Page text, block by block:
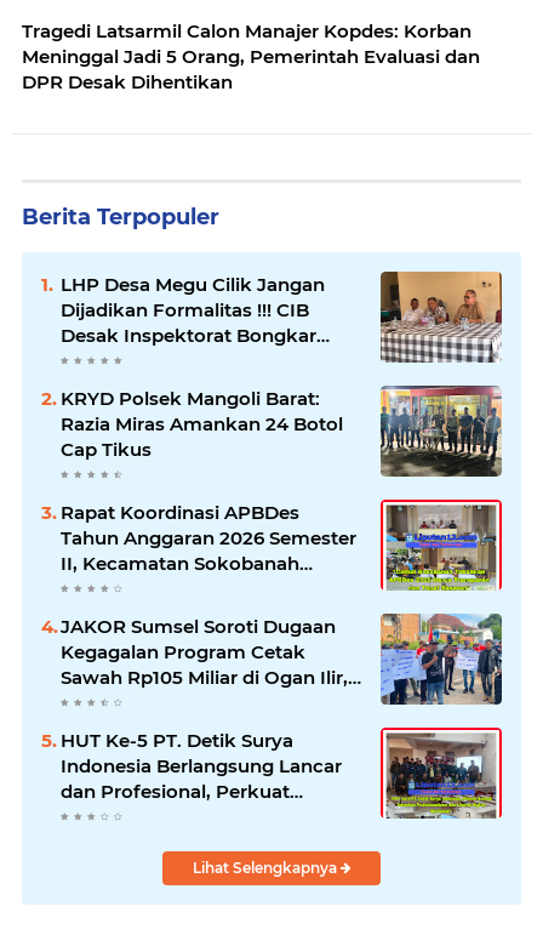
Tragedi Latsarmil Calon Manajer Kopdes: Korban
Meninggal Jadi 5 Orang, Pemerintah Evaluasi dan
DPR Desak Dihentikan
Berita Terpopuler
LHP Desa Megu Cilik Jangan
Dijadikan Formalitas !!! CIB
Desak Inspektorat Bongkar
Seluruh Fakta dan Hentikan
Dugaan Permainan Oknum
KRYD Polsek Mangoli Barat:
Razia Miras Amankan 24 Botol
Cap Tikus
Rapat Koordinasi APBDes
Tahun Anggaran 2026 Semester
II, Kecamatan Sokobanah
Libatkan 12 Desa
JAKOR Sumsel Soroti Dugaan
Kegagalan Program Cetak
Sawah Rp105 Miliar di Ogan Ilir,
Desak Kadis Pertanian Mundur
HUT Ke-5 PT. Detik Surya
Indonesia Berlangsung Lancar
dan Profesional, Perkuat
Kompetensi Wartawan
Lihat Selengkapnya